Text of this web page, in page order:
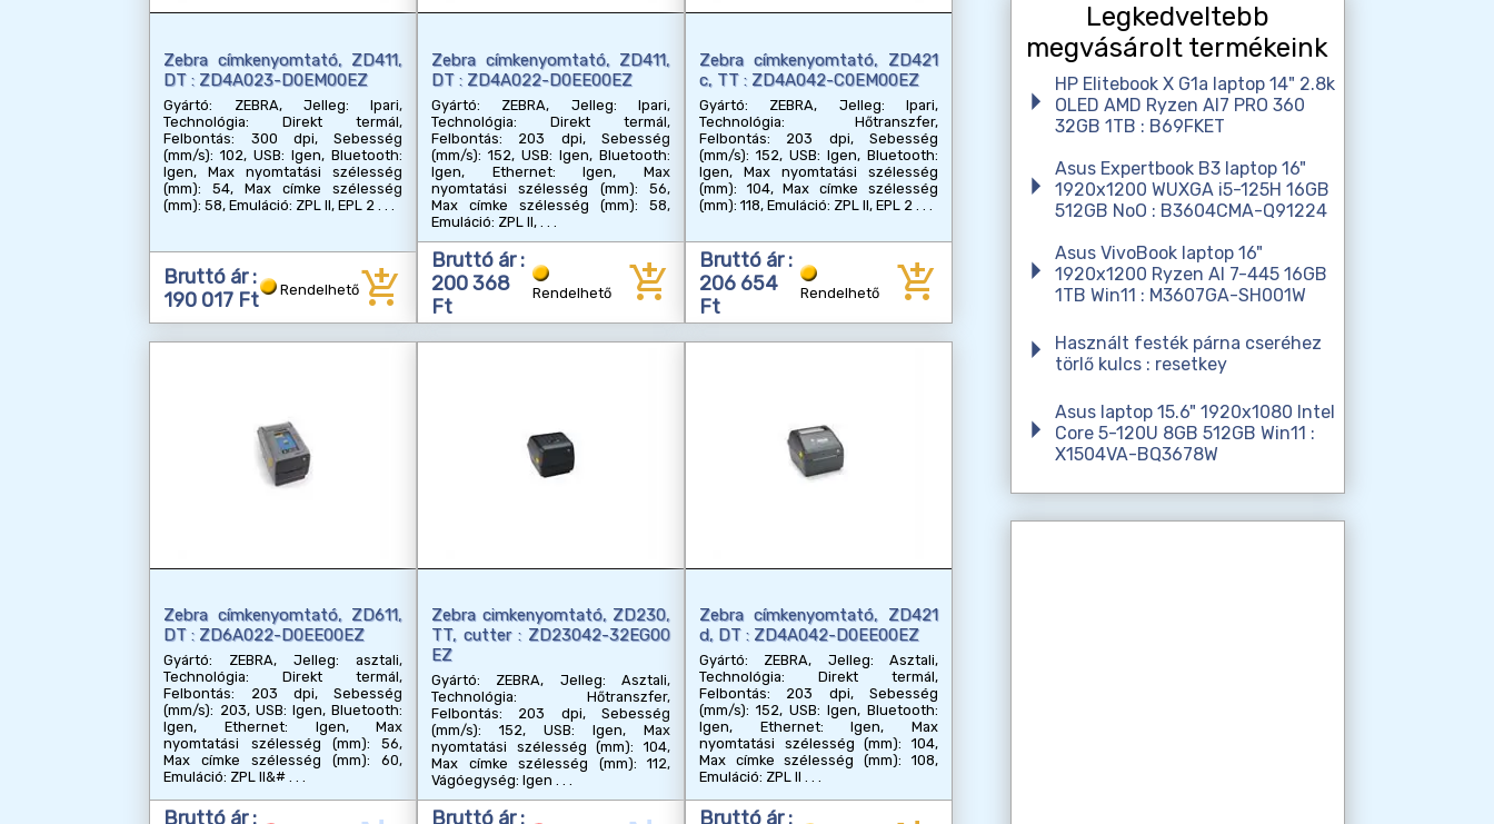
Zebra címkenyomtató, ZD411,
DT : ZD4A023-D0EM00EZ
Gyártó: ZEBRA, Jelleg: Ipari,
Technológia: Direkt termál,
Felbontás: 300 dpi, Sebesség
(mm/s): 102, USB: Igen, Bluetooth:
Igen, Max nyomtatási szélesség
(mm): 54, Max címke szélesség
(mm): 58, Emuláció: ZPL II, EPL 2
Bruttó ár :
190 017 Ft
Rendelhetőadd_shopping_cart
Zebra címkenyomtató, ZD411,
DT : ZD4A022-D0EE00EZ
Gyártó: ZEBRA, Jelleg: Ipari,
Technológia: Direkt termál,
Felbontás: 203 dpi, Sebesség
(mm/s): 152, USB: Igen, Bluetooth:
Igen, Ethernet: Igen, Max
nyomtatási szélesség (mm): 56,
Max címke szélesség (mm): 58,
Emuláció: ZPL II,
Bruttó ár :
200 368
Ft
Rendelhető add_shopping_cart
Zebra címkenyomtató, ZD421
c, TT : ZD4A042-C0EM00EZ
Gyártó: ZEBRA, Jelleg: Ipari,
Technológia: Hőtranszfer,
Felbontás: 203 dpi, Sebesség
(mm/s): 152, USB: Igen, Bluetooth:
Igen, Max nyomtatási szélesség
(mm): 104, Max címke szélesség
(mm): 118, Emuláció: ZPL II, EPL 2
Bruttó ár :
206 654
Ft
Rendelhető add_shopping_cart
Zebra címkenyomtató, ZD611,
DT : ZD6A022-D0EE00EZ
Gyártó: ZEBRA, Jelleg: asztali,
Technológia: Direkt termál,
Felbontás: 203 dpi, Sebesség
(mm/s): 203, USB: Igen, Bluetooth:
Igen, Ethernet: Igen, Max
nyomtatási szélesség (mm): 56,
Max címke szélesség (mm): 60,
Emuláció: ZPL II&#
Bruttó ár :
Zebra cimkenyomtató, ZD230,
TT, cutter : ZD23042-32EG00
EZ
Gyártó: ZEBRA, Jelleg: Asztali,
Technológia: Hőtranszfer,
Felbontás: 203 dpi, Sebesség
(mm/s): 152, USB: Igen, Max
nyomtatási szélesség (mm): 104,
Max címke szélesség (mm): 112,
Vágóegység: Igen
Bruttó ár :
Zebra címkenyomtató, ZD421
d, DT : ZD4A042-D0EE00EZ
Gyártó: ZEBRA, Jelleg: Asztali,
Technológia: Direkt termál,
Felbontás: 203 dpi, Sebesség
(mm/s): 152, USB: Igen, Bluetooth:
Igen, Ethernet: Igen, Max
nyomtatási szélesség (mm): 104,
Max címke szélesség (mm): 108,
Emuláció: ZPL II
Bruttó ár :
Legkedveltebb
megvásárolt termékeink
HP Elitebook X G1a laptop 14" 2.8k
OLED AMD Ryzen AI7 PRO 360
32GB 1TB : B69FKET
Asus Expertbook B3 laptop 16"
1920x1200 WUXGA i5-125H 16GB
512GB NoO : B3604CMA-Q91224
Asus VivoBook laptop 16"
1920x1200 Ryzen AI 7-445 16GB
1TB Win11 : M3607GA-SH001W
Használt festék párna cseréhez
törlő kulcs : resetkey
Asus laptop 15.6" 1920x1080 Intel
Core 5-120U 8GB 512GB Win11 :
X1504VA-BQ3678W